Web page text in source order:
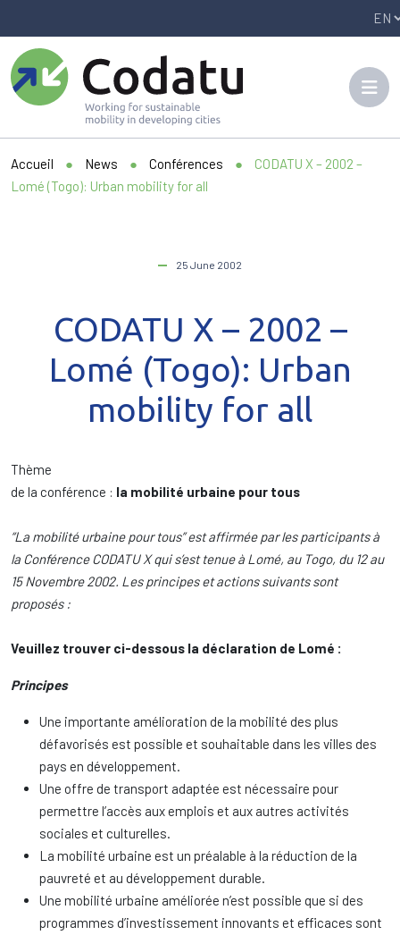
Accueil ● News ● Conférences ●
CODATU X – 2002 –
Lomé (Togo): Urban mobility for all
25 June 2002
CODATU X – 2002 –
Lomé (Togo): Urban
mobility for all
Thème
de la conférence : la mobilité urbaine pour tous
“La mobilité urbainepour tous” est affirmée par les participantsà
la ConférenceCODATU X qui s’est tenue à Lomé, au Togo, du 12 au
15 Novembre 2002. Les principes et actions suivants sont
proposés :
Veuillez trouver ci-dessous la déclaration de Lomé :
Principes
Une importante amélioration de la mobilité des plus
défavorisés est possible et souhaitable dans les villes des
pays en développement.
Une offre de transport adaptée est nécessaire pour
permettre l’accès aux emplois et aux autres activités
sociales et culturelles.
La mobilité urbaine est un préalable à la réduction de la
pauvreté et au développement durable.
Une mobilité urbaine améliorée n’est possible que si des
programmes d’investissement innovants et efficaces sont